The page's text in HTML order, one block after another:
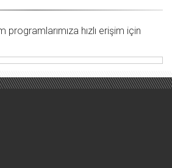
programlarımıza hızlı erişim için